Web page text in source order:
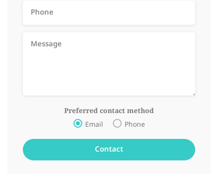
Preferred contact method
Email Phone